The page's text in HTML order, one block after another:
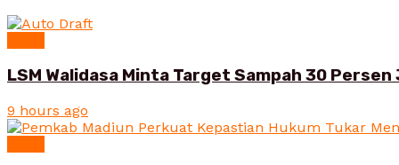
LSM Walidasa Minta Target Sampah 30 Persen
9 hours ago